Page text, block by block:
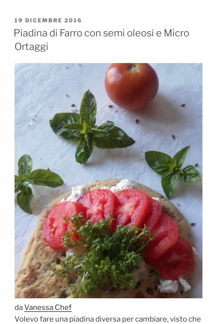
PUBBLICATO
IL
19 DICEMBRE 2016
Piadina di Farro con semi oleosi e Micro
Ortaggi
daVanessa Chef
Volevo fare una piadina diversa per cambiare, visto che